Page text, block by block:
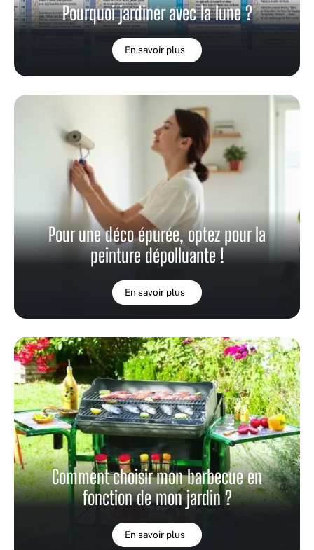
Pourquoi jardiner avec la lune ?
En savoir plus
Pour une déco épurée, optez pour la
peinture dépolluante !
En savoir plus
Comment choisir mon barbecue en
fonction de mon jardin ?
En savoir plus